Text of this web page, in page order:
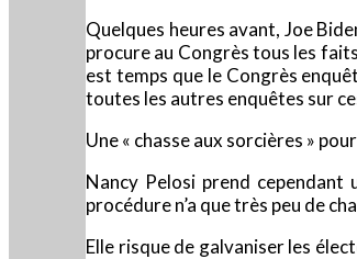
Quelques heures avant, Joe
procure au Congrès tous les
est temps que le Congrès
toutes les autres enquêtes sur
Une « chasse aux sorcières »
Nancy Pelosi prend cependant
procédure n’a que très peu de
Elle risque de galvaniser les